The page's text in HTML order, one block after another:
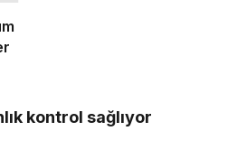
kontrol sağlıyor